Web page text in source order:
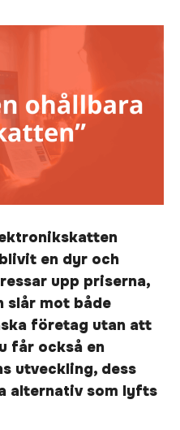
en dyr och
upp priserna,
slår mot både
företag utan att
får också en
utveckling, dess
alternativ som lyfts